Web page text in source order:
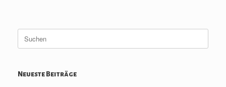
Suche
nach:
Neueste Beiträge